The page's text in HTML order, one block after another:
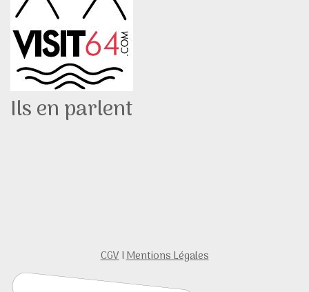
Ils en parlent
CGVIMentions Légales